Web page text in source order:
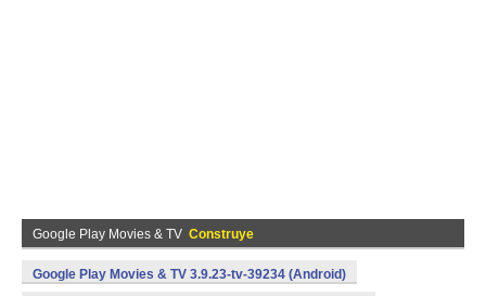
Google Play Movies & TV Construye
Google Play Movies & TV 3.9.23-tv-39234 (Android)